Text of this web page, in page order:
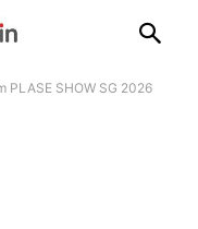
PLASE SHOW SG 2026